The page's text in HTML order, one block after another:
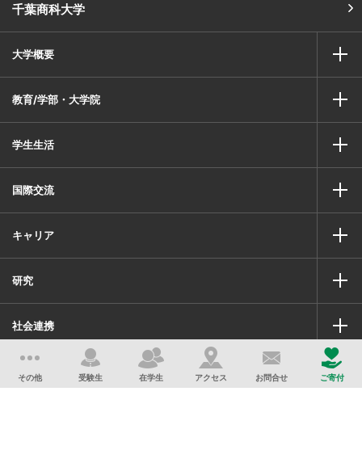
千葉商科大学
大学概要
教育/学部・大学院
学生生活
国際交流
キャリア
研究
社会連携
このサイトについて
その他 受験生 在学生 アクセス お問合せ ご寄付